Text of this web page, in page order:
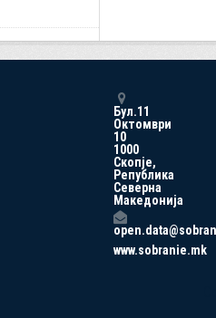
Бул.11
Октомври
10
1000
Скопје,
Република
Северна
Македонија
www.sobranie.mk